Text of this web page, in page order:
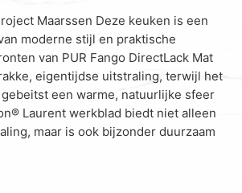
Maarssen Deze keuken is een
moderne stijl en praktische
van PUR Fango DirectLack Mat
eigentijdse uitstraling, terwijl het
een warme, natuurlijke sfeer
Laurent werkblad biedt niet alleen
maar is ook bijzonder duurzaam